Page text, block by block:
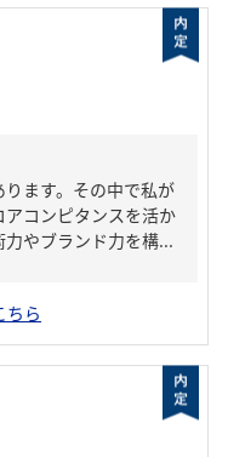
ます。その中で私が
コンピタンスを活か
やブランド力を構...
ちら